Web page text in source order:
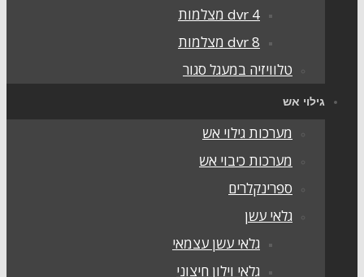
dvr 4 מצלמות
dvr 8 מצלמות
טלוויזיה במעגל סגור
גילוי אש
מערכות גילוי אש
מערכות כיבוי אש
ספרינקלרים
גלאי עשן
גלאי עשן עצמאי
גלאי וילון חיצוני